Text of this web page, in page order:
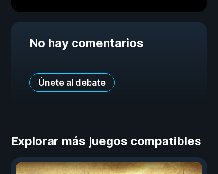
No hay comentarios
Únete al debate
Explorar más juegos compatibles